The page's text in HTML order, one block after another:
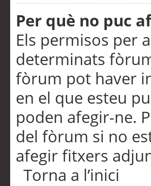
Per què no puc
Els permisos per
determinats
fòrum pot haver
en el que esteu
poden afegir-ne.
del fòrum si no
afegir fitxers
Torna a l’inici